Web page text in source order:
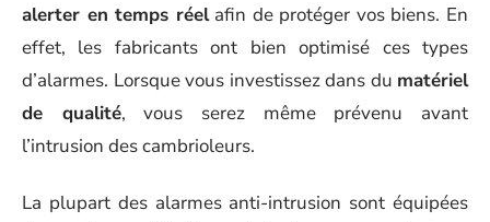
alerter en temps réelafin de protéger vos biens. En
effet, les fabricants ont bien optimisé ces types
d’alarmes. Lorsque vous investissez dans du matériel
de qualité, vous serez même prévenu avant
l’intrusion des cambrioleurs.
La plupart des alarmes anti-intrusion sont équipées